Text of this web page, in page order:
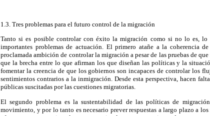
1.3. Tres problemas para el futuro control de la migración
Tanto si es posible controlar con éxito la migración como si no lo es, lo
importantes problemas de actuación. El primero atañe a la coherencia
proclamada ambición de controlar la migración a pesar de las pruebas de
que la brecha entre lo que afirman los que diseñan las políticas y la
fomentar la creencia de que los gobiernos son incapaces de controlar los
sentimientos contrarios a la inmigración. Desde esta perspectiva, hacen
públicas suscitadas por las cuestiones migratorias.
El segundo problema es la sustentabilidad de las políticas de
movimiento, y por lo tanto es necesario prever respuestas a largo plazo a